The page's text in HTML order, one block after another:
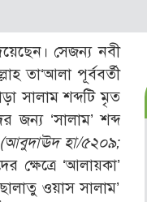
সেজন্য নবী
তা‘আলা পূর্ববর্তী
সালাম শব্দটি মৃত
জন্য ‘সালাম’ শব্দ
(আবুদাঊদ হা/৫২০৯;
ক্ষেত্রে ‘আলায়কা’
ওয়াস সালাম’